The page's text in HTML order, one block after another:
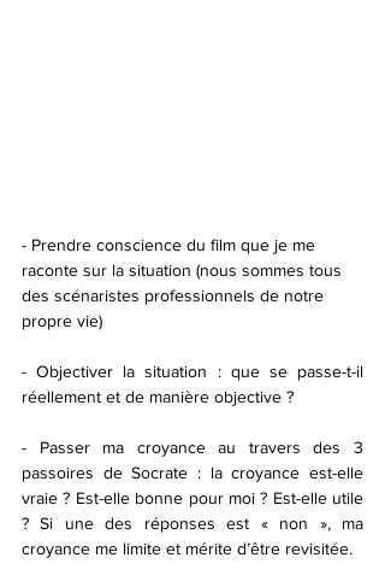
- Prendre conscience du film que je me
raconte sur la situation (nous sommes tous
des scénaristes professionnels de notre
propre vie)
- Objectiver la situation : que se passe-t-il
réellement et de manière objective ?
- Passer ma croyance au travers des 3
passoires de Socrate : la croyance est-elle
vraie ? Est-elle bonne pour moi ? Est-elle utile
? Si une des réponses est « non », ma
croyance me limite et mérite d’être revisitée.